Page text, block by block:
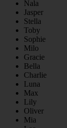
Nala
Jasper
Stella
Toby
Sophie
Milo
Gracie
Bella
Charlie
Luna
Max
Lily
Oliver
Mia